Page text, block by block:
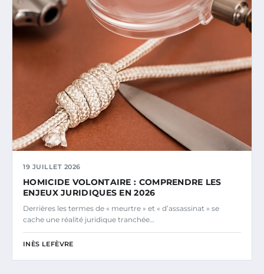
19 JUILLET 2026
HOMICIDE VOLONTAIRE : COMPRENDRE LES
ENJEUX JURIDIQUES EN 2026
Derrières les termes de « meurtre » et « d’assassinat » se
cache une réalité juridique tranchée…
INÈS LEFÈVRE